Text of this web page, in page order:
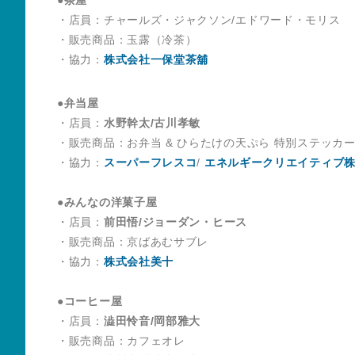
・店員：チャールズ・ジャクソン/エドワード・モリス
・販売商品：玉露（冷茶）
・協力： 株式会社一保堂茶舖
●弁当屋
・店員： 水野幹太/古川孝敏
・販売商品：お弁当 & ひらたけの天ぷら 特別ステッカ
・協力： スーパーフレスコ/ エネルギークリエイティブ
●みんなの洋菓子屋
・店員： 前田悟/ジョーダン・ヒース
・販売商品：京ばあむサブレ
・協力： 株式会社美十
●コーヒー屋
・店員： 澁田怜音/岡部雅大
・販売商品：カフェオレ